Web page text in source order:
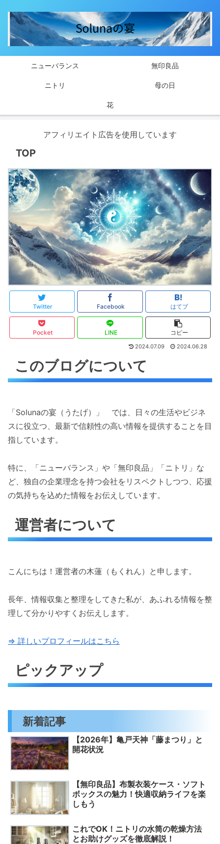
ニューバランス 無印良品
ニトリ 母の日
花
アフィリエイト広告を使用しています
TOP
Twitter Facebook はてブ
Pocket LINE コピー
2024.07.09 2024.06.28
このブログについて
「Solunaの宴（うたげ）」 では、日々の生活やビジネ
スに役立つ、最新で信頼性の高い情報を提供することを目
指しています。
特に、「ニューバランス」や「無印良品」「ニトリ」な
ど、独自の企業理念を持つ会社をリスペクトしつつ、応援
の気持ちを込めた情報をお伝えしています。
運営者について
こんにちは！運営者の木蓮（もくれん）と申します。
長年、情報収集と整理をしてきた私が、あふれる情報を整
理して分かりやすくお伝えします。
⇒ 詳しいプロフィールはこちら
ピックアップ
新着記事
【2026年】亀戸天神「藤まつり」と
開花状況
【無印良品】布製衣装ケース・ソフト
ボックスの魅力！快適収納ライフを楽
しもう
これでOK！ニトリの水筒の乾燥方法
とお助けグッズを徹底解説！